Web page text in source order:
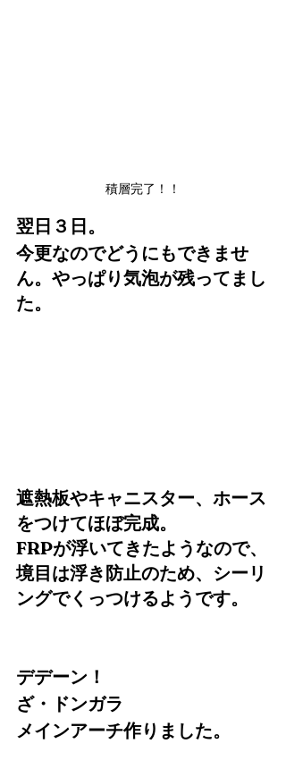
積層完了！！
翌日３日。
今更なのでどうにもできませ
ん。やっぱり気泡が残ってまし
た。
遮熱板やキャニスター、ホース
をつけてほぼ完成。
FRPが浮いてきたようなので、
境目は浮き防止のため、シーリ
ングでくっつけるようです。
デデーン！
ざ・ドンガラ
メインアーチ作りました。